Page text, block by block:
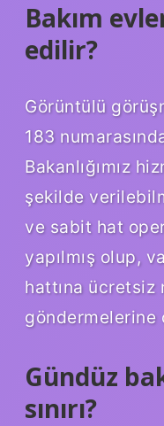
Bakım
edilir?
Görüntülü
183
Bakanlığımız
şekilde
ve sabit hat
yapılmış olup,
hattına ücretsiz
göndermelerine
Gündüz
sınırı?